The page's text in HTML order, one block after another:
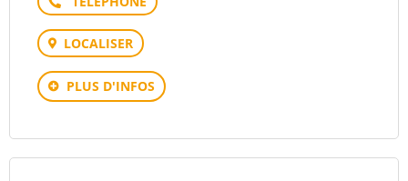
LOCALISER
PLUS D'INFOS